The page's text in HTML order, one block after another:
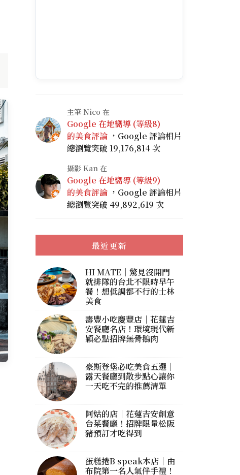
主筆 Nico 在
Google 在地嚮導 (等級8)
的美食評論 ，Google 評論相片
總瀏覽突破 19,176,814 次
攝影 Kan 在
Google 在地嚮導 (等級9)
的美食評論 ，Google 評論相片
總瀏覽突破 49,892,619 次
最近更新
HI MATE｜驚見沒開門
就排隊的台北不限時早午
餐！想低調都不行的士林
美食
壽豐小吃慶豐店｜花蓮吉
安餐廳名店！環境現代新
穎必點招牌無骨鵝肉
豪斯登堡必吃美食五選｜
露天餐廳到散步點心讓你
一天吃不完的推薦清單
阿姑的店｜花蓮吉安創意
台菜餐廳！招牌限量松阪
豬預訂才吃得到
蛋糕捲B speak本店｜由
布院第一名人氣伴手禮！